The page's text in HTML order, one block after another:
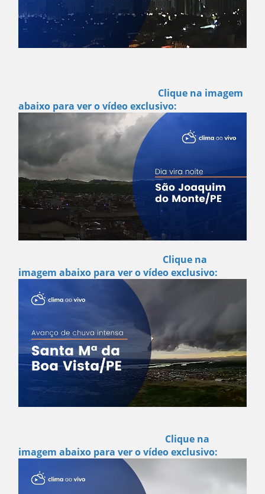
Clique na imagem
abaixo para ver o vídeo exclusivo:
Clique na
imagem abaixo para ver o vídeo exclusivo:
Clique na
imagem abaixo para ver o vídeo exclusivo: